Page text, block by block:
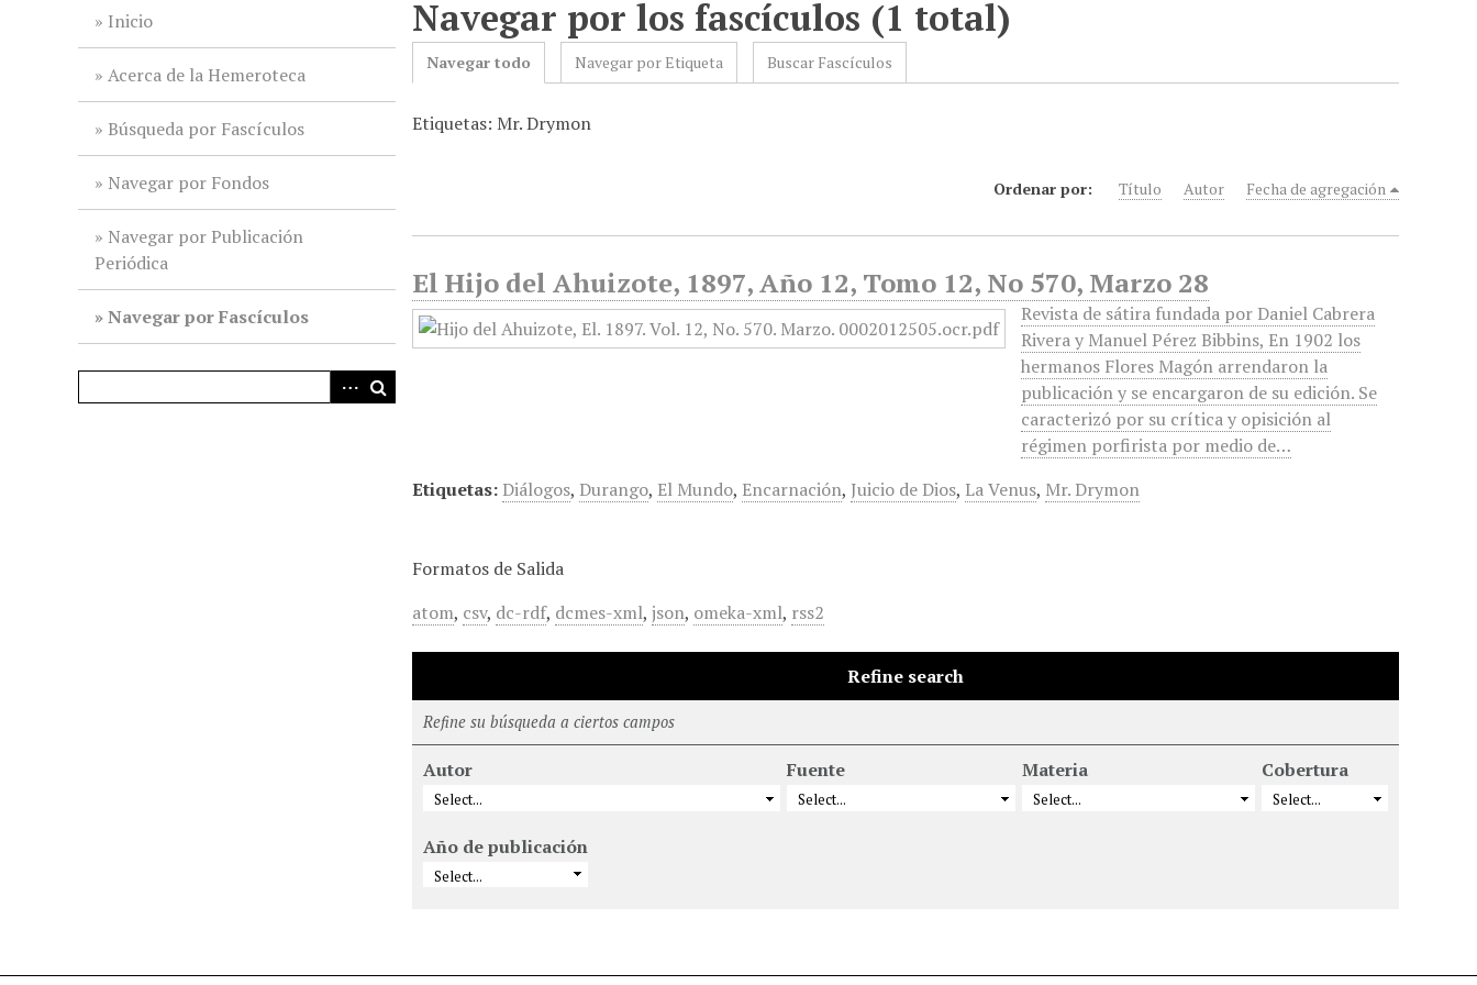
Inicio
Acerca de la Hemeroteca
Búsqueda por Fascículos
Navegar por Fondos
Navegar por Publicación
Periódica
Navegar por Fascículos
Navegar por los fascículos (1 total)
Navegar todo Navegar por Etiqueta Buscar Fascículos
Etiquetas: Mr. Drymon
Ordenar por: Título Autor Fecha de agregación
El Hijo del Ahuizote, 1897, Año 12, Tomo 12, No 570, Marzo 28
Revista de sátira fundada por Daniel Cabrera
Rivera y Manuel Pérez Bibbins, En 1902 los
hermanos Flores Magón arrendaron la
publicación y se encargaron de su edición. Se
caracterizó por su crítica y opisición al
régimen porfirista por medio de…
Etiquetas: Diálogos, Durango, El Mundo, Encarnación, Juicio de Dios, La Venus, Mr. Drymon
Formatos de Salida
atom, csv, dc-rdf, dcmes-xml,json, omeka-xml, rss2
Refine search
Refine su búsqueda a ciertos campos
Autor Fuente Materia Cobertura
Año de publicación